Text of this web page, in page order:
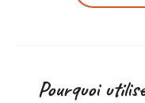
Pourquoi